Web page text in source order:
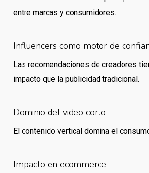
entre marcas y consumidores.
Influencers como motor de
Las recomendaciones de creadores
impacto que la publicidad tradicional.
Dominio del video corto
El contenido vertical domina el
Impacto en ecommerce